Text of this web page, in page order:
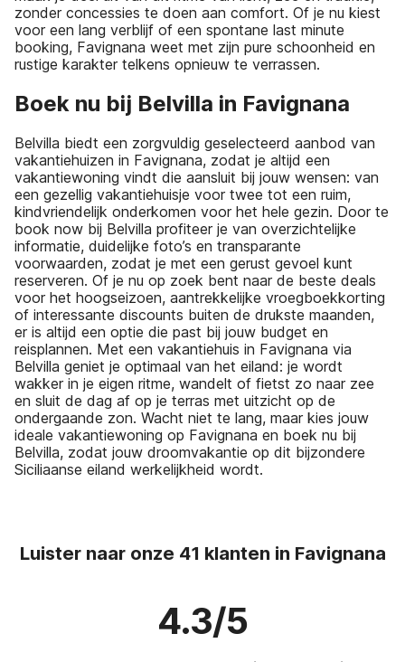
zonder concessies te doen aan comfort. Of je nu kiest
voor een lang verblijf of een spontane last minute
booking, Favignana weet met zijn pure schoonheid en
rustige karakter telkens opnieuw te verrassen.
Boek nu bij Belvilla in Favignana
Belvilla biedt een zorgvuldig geselecteerd aanbod van
vakantiehuizen in Favignana, zodat je altijd een
vakantiewoning vindt die aansluit bij jouw wensen: van
een gezellig vakantiehuisje voor twee tot een ruim,
kindvriendelijk onderkomen voor het hele gezin. Door te
book now bij Belvilla profiteer je van overzichtelijke
informatie, duidelijke foto’s en transparante
voorwaarden, zodat je met een gerust gevoel kunt
reserveren. Of je nu op zoek bent naar de beste deals
voor het hoogseizoen, aantrekkelijke vroegboekkorting
of interessante discounts buiten de drukste maanden,
er is altijd een optie die past bij jouw budget en
reisplannen. Met een vakantiehuis in Favignana via
Belvilla geniet je optimaal van het eiland: je wordt
wakker in je eigen ritme, wandelt of fietst zo naar zee
en sluit de dag af op je terras met uitzicht op de
ondergaande zon. Wacht niet te lang, maar kies jouw
ideale vakantiewoning op Favignana en boek nu bij
Belvilla, zodat jouw droomvakantie op dit bijzondere
Siciliaanse eiland werkelijkheid wordt.
Luister naar onze 41 klanten in Favignana
4.3/5